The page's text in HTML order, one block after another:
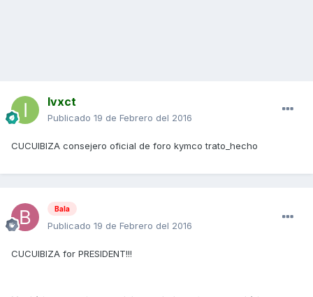
Ivxct
Publicado 19 de Febrero del 2016
CUCUIBIZA consejero oficial de foro kymco trato_hecho
Bala
Publicado 19 de Febrero del 2016
CUCUIBIZA for PRESIDENT!!!